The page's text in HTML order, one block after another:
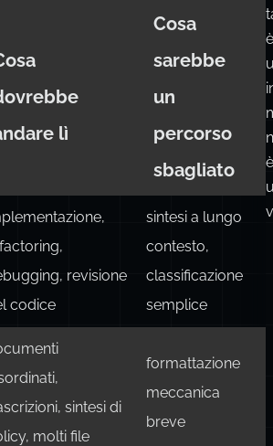
lì
Cosa
sarebbe
un
percorso
sbagliato
revisione
codice
sintesi a lungo
contesto,
classificazione
semplice
sintesi di
molti file
formattazione
meccanica
breve
è
è